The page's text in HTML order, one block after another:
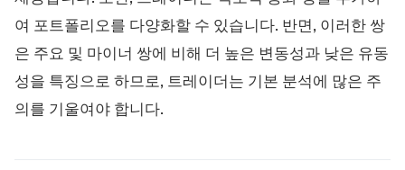
여 포트폴리오를 다양화할 수 있습니다. 반면, 이러한 쌍
은 주요 및 마이너 쌍에 비해 더 높은 변동성과 낮은 유동
성을 특징으로 하므로, 트레이더는 기본 분석에 많은 주
의를 기울여야 합니다.